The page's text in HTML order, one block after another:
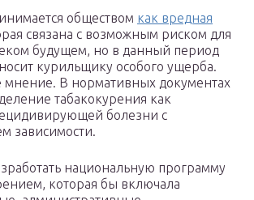
обществом как вредная
связана с возможным риском для
будущем, но в данный период
курильщику особого ущерба.
мнение. В нормативных документах
табакокурения как
болезни с
зависимости.
национальную программу
которая бы включала